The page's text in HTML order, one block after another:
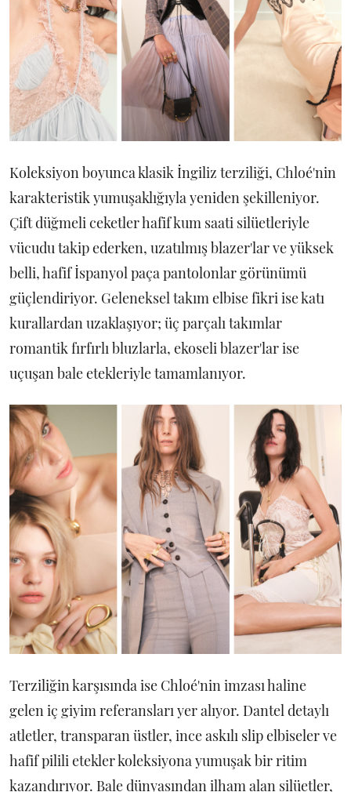
Koleksiyon boyunca klasik İngiliz terziliği, Chloé'nin
karakteristik yumuşaklığıyla yeniden şekilleniyor.
Çift düğmeli ceketler hafif kum saati silüetleriyle
vücudu takip ederken, uzatılmış blazer'lar ve yüksek
belli, hafif İspanyol paça pantolonlar görünümü
güçlendiriyor. Geleneksel takım elbise fikri ise katı
kurallardan uzaklaşıyor; üç parçalı takımlar
romantik fırfırlı bluzlarla, ekoseli blazer'lar ise
uçuşan bale etekleriyle tamamlanıyor.
Terziliğin karşısında ise Chloé'nin imzası haline
gelen iç giyim referansları yer alıyor. Dantel detaylı
atletler, transparan üstler, ince askılı slip elbiseler ve
hafif pilili etekler koleksiyona yumuşak bir ritim
kazandırıyor. Bale dünyasından ilham alan silüetler,